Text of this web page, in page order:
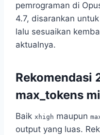
pemrograman di
4.7, disarankan
lalu sesuaikan
aktualnya.
Rekomendasi
max_tokens
Baik xhigh maupun
output yang luas.